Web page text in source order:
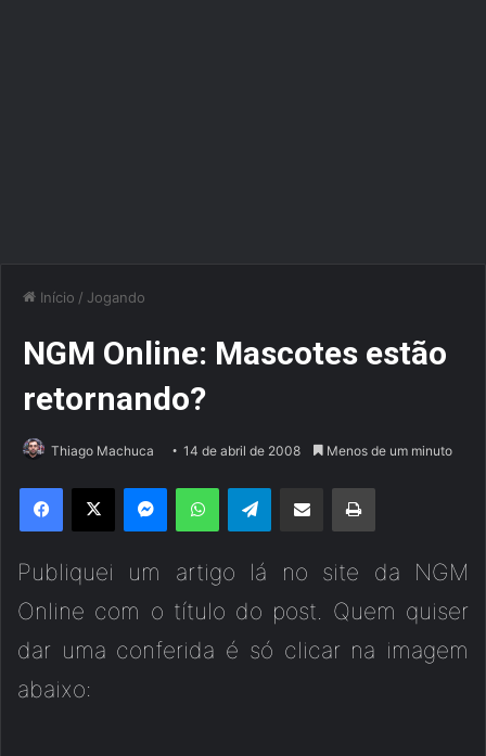
Início / Jogando
NGM Online: Mascotes estão
retornando?
Thiago Machuca 14 de abril de 2008 Menos de um minuto
Publiquei um artigo lá no site da NGM
Online com o título do post. Quem quiser
dar uma conferida é só clicar na imagem
abaixo: